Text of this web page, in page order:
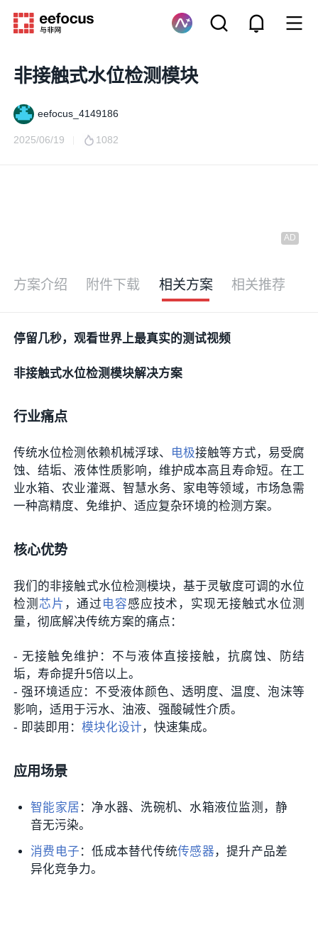
非接触式水位检测模块
eefocus_4149186
2025/06/19 1082
方案介绍 附件下载 相关方案 相关推荐
停留几秒，观看世界上最真实的测试视频
非接触式水位检测模块解决方案
行业痛点
传统水位检测依赖机械浮球、 电极接触等方式，易受腐
蚀、结垢、液体性质影响，维护成本高且寿命短。在工
业水箱、农业灌溉、智慧水务、家电等领域，市场急需
一种高精度、免维护、适应复杂环境的检测方案。
核心优势
我们的非接触式水位检测模块，基于灵敏度可调的水位
检测 芯片 ，通过 电容感应技术，实现无接触式水位测
量，彻底解决传统方案的痛点：
- 无接触免维护：不与液体直接接触，抗腐蚀、防结
垢，寿命提升5倍以上。
- 强环境适应：不受液体颜色、透明度、温度、泡沫等
影响，适用于污水、油液、强酸碱性介质。
- 即装即用：模块化设计 ，快速集成。
应用场景
智能家居 ：净水器、洗碗机、水箱液位监测，静
音无污染。
消费电子 ：低成本替代传统传感器 ，提升产品差
异化竞争力。